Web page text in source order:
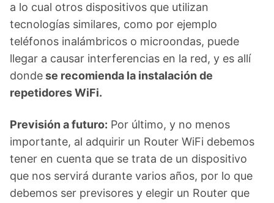
a lo cual otros dispositivos que utilizan
tecnologías similares, como por ejemplo
teléfonos inalámbricos o microondas, puede
llegar a causar interferencias en la red, y es allí
dondese recomienda la instalación de
repetidores WiFi.
Previsión a futuro: Por último, y no menos
importante, al adquirir un Router WiFi debemos
tener en cuenta que se trata de un dispositivo
que nos servirá durante varios años, por lo que
debemos ser previsores y elegir un Router que